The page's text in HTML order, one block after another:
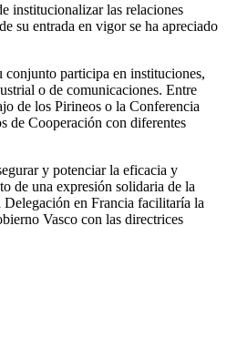
institucionalizar las relaciones
su entrada en vigor se ha apreciado
conjunto participa en instituciones,
o de comunicaciones. Entre
de los Pirineos o la Conferencia
de Cooperación con diferentes
y potenciar la eficacia y
de una expresión solidaria de la
Delegación en Francia facilitaría la
Vasco con las directrices